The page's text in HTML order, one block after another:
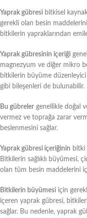
Yaprak gübresi bitkisel
gerekli olan besin
bitkilerin yapraklarından
Yaprak gübresinin içeriği
magnezyum ve diğer mikro
bitkilerin büyüme
gibi bileşenleri de bulunabilir.
Bu gübreler genellikle doğal
vermez ve toprağa zarar
beslenmesini sağlar.
Yaprak gübresi içeriğinin bitki
Bitkilerin sağlıklı büyümesi,
olan tüm besin maddelerini
Bitkilerin büyümesi için
içeren yaprak gübresi,
sağlar. Bu nedenle, yaprak